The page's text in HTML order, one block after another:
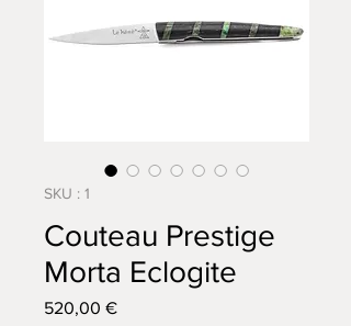
SKU : 1
Couteau Prestige
Morta Eclogite
520,00 €Prix